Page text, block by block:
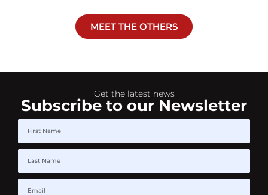
MEET THE OTHERS
Get the latest news
Subscribe to our Newsletter